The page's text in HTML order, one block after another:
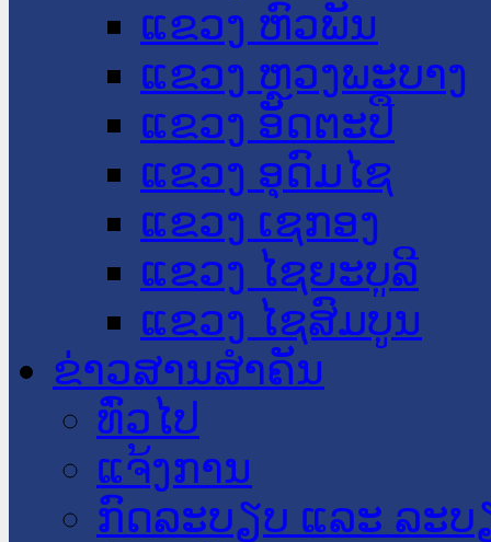
ແຂວງ ຫົວພັນ
ແຂວງ ຫຼວງພະບາງ
ແຂວງ ອັດຕະປື
ແຂວງ ອຸດົມໄຊ
ແຂວງ ເຊກອງ
ແຂວງ ໄຊຍະບູລີ
ແຂວງ ໄຊສົມບູນ
ຂ່າວສານສໍາຄັນ
​ທົ່ວ​ໄປ
ແຈ້ງການ
ກົດລະບຽບ ແລະ ລະບ